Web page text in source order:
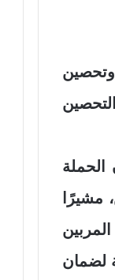
وتحصين
مشيرًا
لضمان